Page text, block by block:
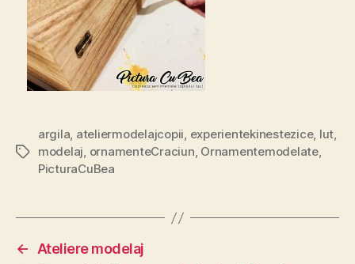
Etichete
argila, ateliermodelajcopii, experientekinestezice, lut,
modelaj, ornamenteCraciun, Ornamentemodelate,
PicturaCuBea
←
Ateliere modelaj